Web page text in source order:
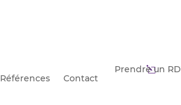
Références Contact
l
Prendre un